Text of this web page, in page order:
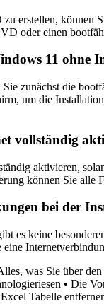
erstellen, können
oder einen
11 ohne
zunächst die
um die
vollständig
aktivieren,
können Sie alle
bei der
es keine
was Sie über
• Die
Excel Tabelle